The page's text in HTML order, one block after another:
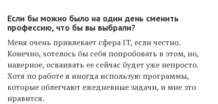
Если бы можно было на один день сменить
профессию, что бы вы выбрали?
Меня очень привлекает сфера IT, если честно.
Конечно, хотелось бы себя попробовать в этом, но,
наверное, осваивать ее сейчас будет уже непросто.
Хотя по работе я иногда использую программы,
которые облегчают ежедневные задачи, и мне это
нравится.